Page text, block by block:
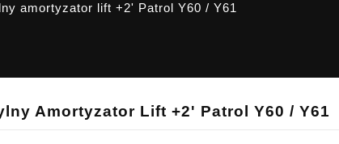
amortyzator lift +2' Patrol Y60 / Y61
Amortyzator Lift +2' Patrol Y60 / Y61